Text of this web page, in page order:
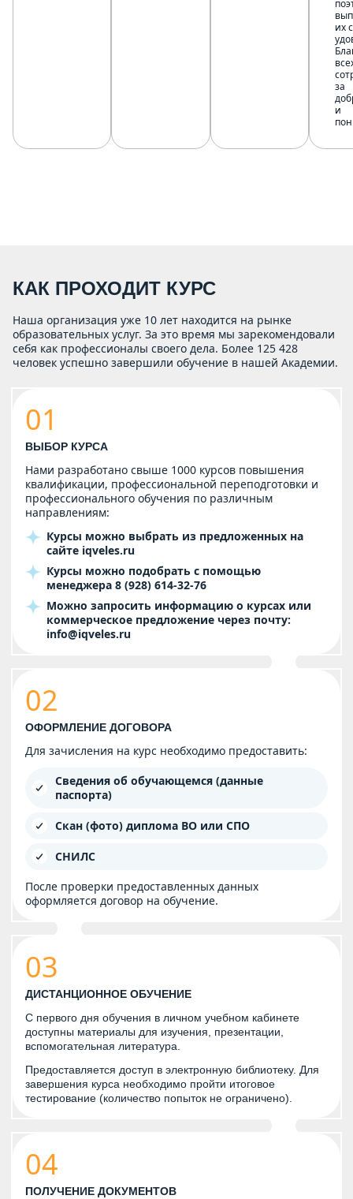
их с
за
и
КАК ПРОХОДИТ КУРС
Наша организация уже 10 лет находится на рынке
образовательных услуг. За это время мы зарекомендовали
себя как профессионалы своего дела. Более 125 428
человек успешно завершили обучение в нашей Академии.
01
ВЫБОР КУРСА
Нами разработано свыше 1000 курсов повышения
квалификации, профессиональной переподготовки и
профессионального обучения по различным
направлениям:
Курсы можно выбрать из предложенных на
сайте iqveles.ru
Курсы можно подобрать с помощью
менеджера 8 (928) 614-32-76
Можно запросить информацию о курсах или
коммерческое предложение через почту:
info@iqveles.ru
02
ОФОРМЛЕНИЕ ДОГОВОРА
Для зачисления на курс необходимо предоставить:
Сведения об обучающемся (данные
паспорта)
Скан (фото) диплома ВО или СПО
СНИЛС
После проверки предоставленных данных
оформляется договор на обучение.
03
ДИСТАНЦИОННОЕ ОБУЧЕНИЕ
С первого дня обучения в личном учебном кабинете
доступны материалы для изучения, презентации,
вспомогательная литература.
Предоставляется доступ в электронную библиотеку. Для
завершения курса необходимо пройти итоговое
тестирование (количество попыток не ограничено).
04
ПОЛУЧЕНИЕ ДОКУМЕНТОВ